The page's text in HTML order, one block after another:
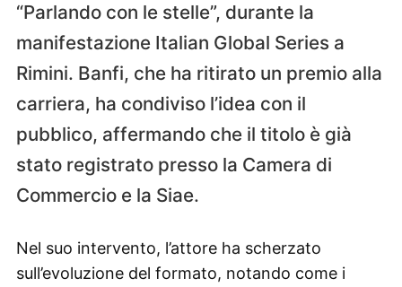
“Parlando con le stelle”, durante la
manifestazione Italian Global Series a
Rimini. Banfi, che ha ritirato un premio alla
carriera, ha condiviso l’idea con il
pubblico, affermando che il titolo è già
stato registrato presso la Camera di
Commercio e la Siae.
Nel suo intervento, l’attore ha scherzato
sull’evoluzione del formato, notando come i